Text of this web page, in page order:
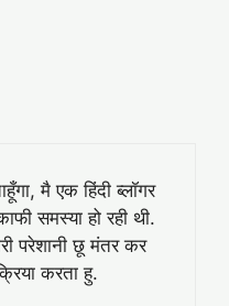
मै एक हिंदी ब्लॉगर
समस्या हो रही थी.
परेशानी छू मंतर कर
करता हु.